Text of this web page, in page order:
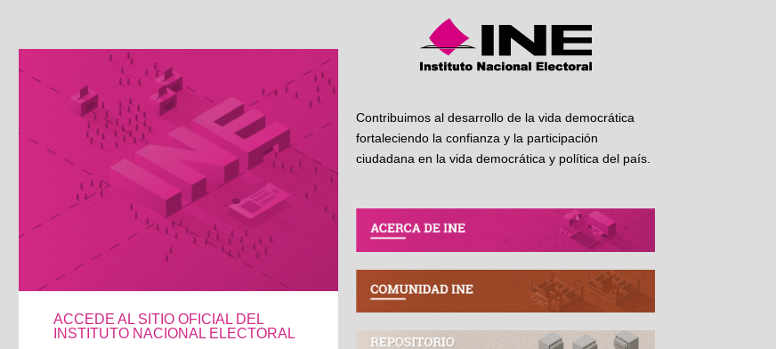
ACCEDE AL SITIO OFICIAL DEL
INSTITUTO NACIONAL ELECTORAL
Contribuimos al desarrollo de la vida democrática
fortaleciendo la confianza y la participación
ciudadana en la vida democrática y política del país.